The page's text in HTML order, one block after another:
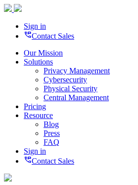
Sign in
perm_phone_msgContact Sales
Our Mission
Solutions
Privacy Management
Cybersecurity
Physical Security
Central Management
Pricing
Resource
Blog
Press
FAQ
Sign in
perm_phone_msgContact Sales